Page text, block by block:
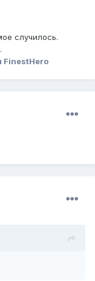
случилось.
FinestHero